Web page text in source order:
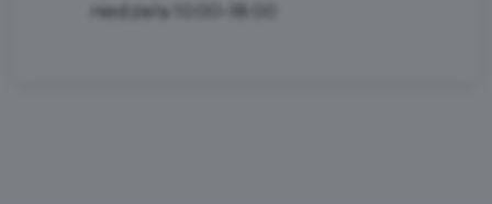
niedziela 10:00–18:00